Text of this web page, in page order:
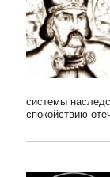
системы
спокойствию